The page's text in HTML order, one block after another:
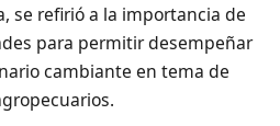
se refirió a la importancia de
para permitir desempeñar
cambiante en tema de